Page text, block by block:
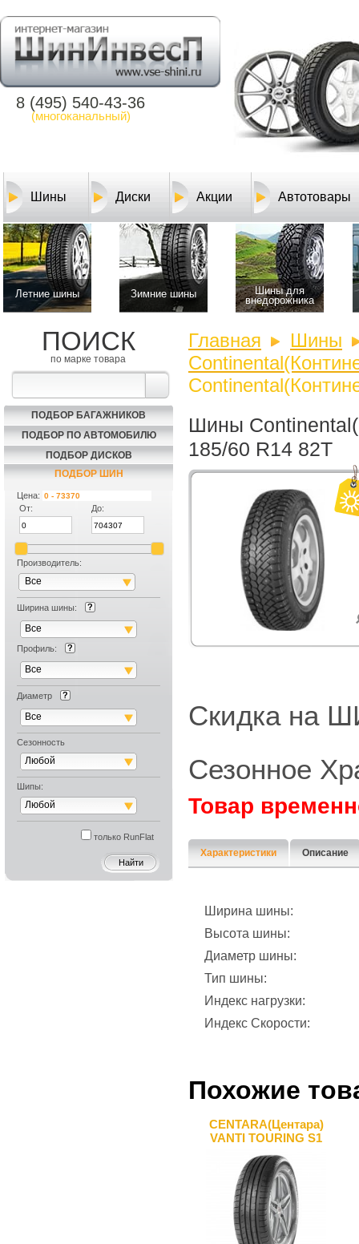
8 (495) 540-43-36
(многоканальный)
Шины Диски Акции Автотовары
Летние шины Зимние шины
Шины для
внедорожника
ПОИСК
по марке товара
ПОДБОР БАГАЖНИКОВ
ПОДБОР ПО АВТОМОБИЛЮ
ПОДБОР ДИСКОВ
ПОДБОР ШИН
Цена:
От:
До:
Производитель:
Все
Ширина шины:
Все
Профиль:
Все
Диаметр
Все
Сезонность
Любой
Шипы:
Любой
только RunFlat
Главная
Шины
Шины
185/60 R14 82T
Скидка на
Сезонное
Товар
Характеристики Описание
Ширина шины:
Высота шины:
Диаметр шины:
Тип шины:
Индекс нагрузки:
Индекс Скорости:
Похожие
CENTARA(Центара)
VANTI TOURING S1